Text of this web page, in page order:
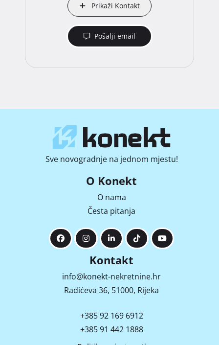
Prikaži Kontakt
Pošalji email
Sve novogradnje na jednom mjestu!
O Konekt
O nama
Česta pitanja
Kontakt
info@konekt-nekretnine.hr
Radićeva 36, 51000, Rijeka
+385 92 169 6912
+385 91 442 1888